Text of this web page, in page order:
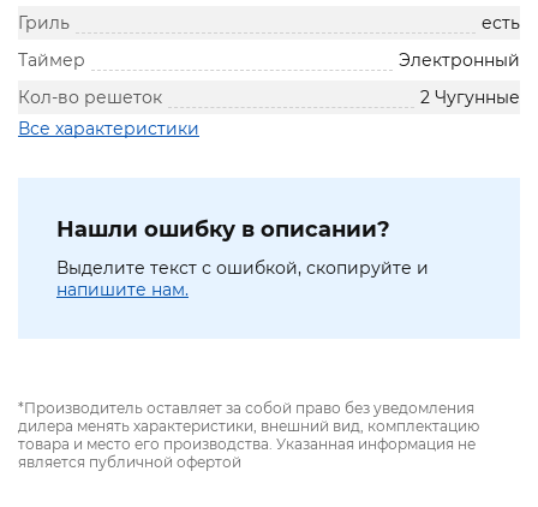
Гриль
есть
Таймер
Электронный
Кол-во решеток
2 Чугунные
Все характеристики
Нашли ошибку в описании?
Выделите текст с ошибкой, скопируйте и
напишите нам.
*Производитель оставляет за собой право без уведомления
дилера менять характеристики, внешний вид, комплектацию
товара и место его производства. Указанная информация не
является публичной офертой